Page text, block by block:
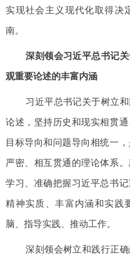
实现社会主义现代化取得决
南。
深刻领会习近平总书记
观重要论述的丰富内涵
习近平总书记关于树立
论述，坚持历史和现实相贯通
目标导向和问题导向相统一
严密、相互贯通的理论体系
学习、准确把握习近平总书记
精神实质、丰富内涵和实践
脑、指导实践、推动工作。
深刻领会树立和践行正